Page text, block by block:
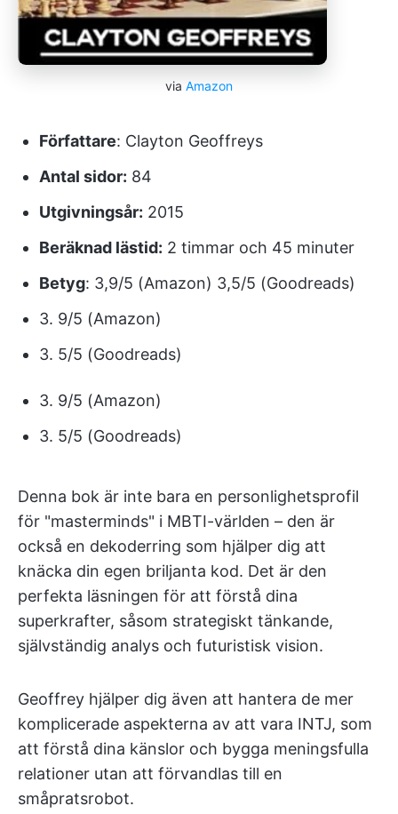
via Amazon
Författare: Clayton Geoffreys
Antal sidor: 84
Utgivningsår: 2015
Beräknad lästid: 2 timmar och 45 minuter
Betyg: 3,9/5 (Amazon) 3,5/5 (Goodreads)
3. 9/5 (Amazon)
3. 5/5 (Goodreads)
3. 9/5 (Amazon)
3. 5/5 (Goodreads)
Denna bok är inte bara en personlighetsprofil
för "masterminds" i MBTI-världen – den är
också en dekoderring som hjälper dig att
knäcka din egen briljanta kod. Det är den
perfekta läsningen för att förstå dina
superkrafter, såsom strategiskt tänkande,
självständig analys och futuristisk vision.
Geoffrey hjälper dig även att hantera de mer
komplicerade aspekterna av att vara INTJ, som
att förstå dina känslor och bygga meningsfulla
relationer utan att förvandlas till en
småpratsrobot.